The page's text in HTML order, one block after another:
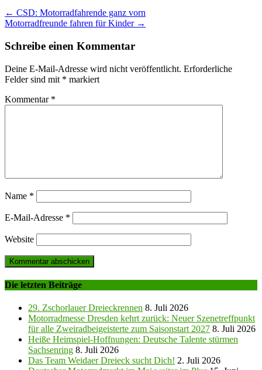
Post
navigation
← CSD: Motorradfahrende ganz vorn
Motorradfreunde fahren für Kinder →
Schreibe einen Kommentar
Deine E-Mail-Adresse wird nicht veröffentlicht. Erforderliche
Felder sind mit * markiert
Kommentar *
Name *
E-Mail-Adresse *
Website
Die letzten Beiträge
29. Zschorlauer Dreieckrennen 8. Juli 2026
Motorradmesse Dresden kehrt zurück: Neuer Szenetreffpunkt
für alle Zweiradbeigeisterte zum Saisonstart 2027 8. Juli 2026
Heiße Heimspiel-Hoffnungen: Deutsche Talente stürmen
Sachsenring 8. Juli 2026
Das Team Weidaer Dreieck sucht Dich! 2. Juli 2026